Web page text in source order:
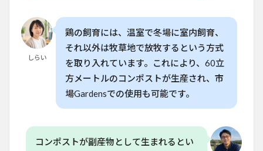
くら
いか
かり
ます
の飼
しらい
鶏の飼育には、温室で冬場に室内飼育、
それ以外は牧草地で放牧するという方式
を取り入れています。これにより、60立
方メートルのコンポストが生産され、市
場Gardensでの使用も可能です。
コンポストが副産物として生まれるとい